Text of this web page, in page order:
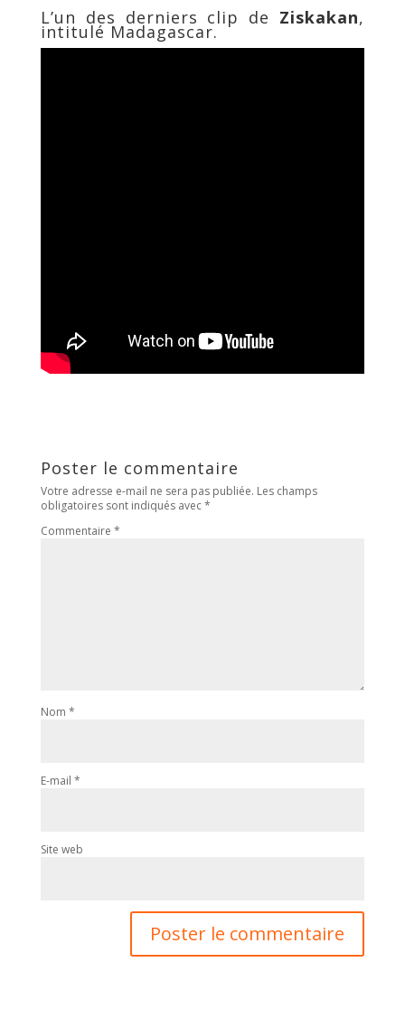
L’un des derniers clip de Ziskakan,
intitulé Madagascar.
Poster le commentaire
Votre adresse e-mail ne sera pas publiée. Les champs
obligatoires sont indiqués avec*
Commentaire *
Nom *
E-mail *
Site web